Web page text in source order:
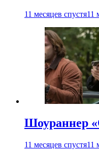
11 месяцев спустя11
Шоураннер
11 месяцев спустя11